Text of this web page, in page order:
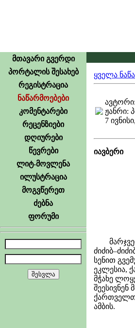
მთავარი გვერდი
პორტალის შესახებ
რეგისტრაცია
ნაწარმოებები
კომენტარები
რეცენზიები
დღიურები
წევრები
ლიტ-მოვლენა
ილუსტრაცია
მოგვწერეთ
ძებნა
ფორუმი
ყველა
ავტორი:
ჟანრი:
7
იავბერი
მარჯვედ
სენით
ეკლესია,
მჭახე
ამბის.